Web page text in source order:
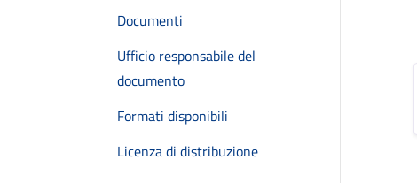
Documenti
Ufficio responsabile del
documento
Formati disponibili
Licenza di distribuzione